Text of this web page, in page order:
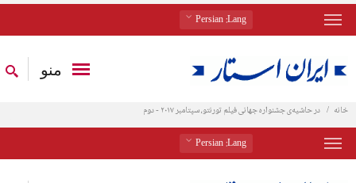
Lang
: Persian
منو
خانه در حاشیه‌ی جشنواره جهانی فیلم تورنتو، سپتامبر ۲۰۱۷ - دوم
Lang
: Persian